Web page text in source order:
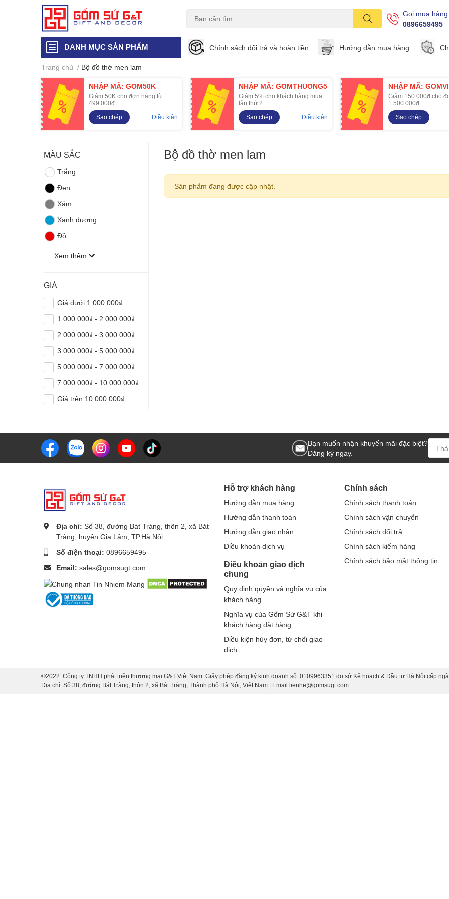
Gọi mua hàng
0896659495
DANH MỤC SẢN PHẨM Chính sách đổi trả và hoàn tiền Hướng dẫn mua hàng
Trang chủ / Bộ đồ thờ men lam
NHẬP MÃ: GOM50K
Giảm 50K cho đơn hàng từ
499.000đ
Sao chép
Điều kiện
NHẬP MÃ: GOMTHUONG5
Giảm 5% cho khách hàng mua
lần thứ 2
Sao chép
Điều kiện
NHẬP MÃ:
Giảm 150.000đ cho
1.500.000đ
Sao chép
MÀU SẮC
Trắng
Đen
Xám
Xanh dương
Đỏ
Xem thêm
GIÁ
Giá dưới 1.000.000₫
1.000.000₫ - 2.000.000₫
2.000.000₫ - 3.000.000₫
3.000.000₫ - 5.000.000₫
5.000.000₫ - 7.000.000₫
7.000.000₫ - 10.000.000₫
Giá trên 10.000.000₫
Bộ đồ thờ men lam
Sản phẩm đang được cập nhật.
Bạn muốn nhận khuyến mãi đặc biệt?
Đăng ký ngay.
Địa chỉ: Số 38, đường Bát Tràng, thôn 2, xã Bát
Tràng, huyện Gia Lâm, TP.Hà Nội
Số điện thoại: 0896659495
Email: sales@gomsugt.com
Hỗ trợ khách hàng
Hướng dẫn mua hàng
Hướng dẫn thanh toán
Hướng dẫn giao nhận
Điều khoản dịch vụ
Điều khoản giao dịch
chung
Quy định quyền và nghĩa vụ của
khách hàng.
Nghĩa vụ của Gốm Sứ G&T khi
khách hàng đặt hàng
Điều kiện hủy đơn, từ chối giao
dịch
Chính sách
Chính sách thanh toán
Chính sách vận chuyển
Chính sách đổi trả
Chính sách kiểm hàng
Chính sách bảo mật thông tin
©2022. Công ty TNHH phát triển thương mại G&T Việt Nam. Giấy phép đăng ký kinh doanh số: 0109963351 do sở Kế hoạch & Đầu tư Hà Nội cấp
Địa chỉ: Số 38, đường Bát Tràng, thôn 2, xã Bát Tràng, Thành phố Hà Nội, Việt Nam | Email:lienhe@gomsugt.com.